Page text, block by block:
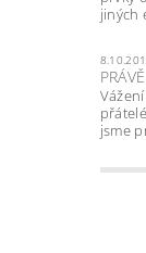
jiných
jsme